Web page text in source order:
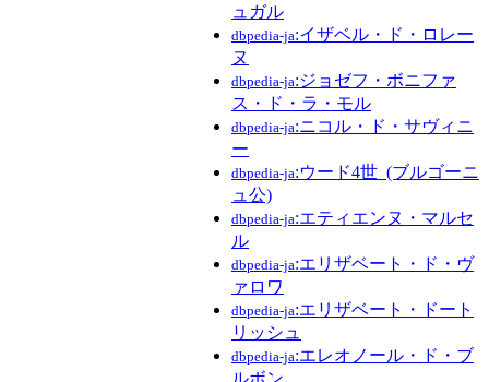
ュガル
dbpedia-ja:イザベル・ド・ロレー
ヌ
dbpedia-ja:ジョゼフ・ボニファ
ス・ド・ラ・モル
dbpedia-ja:ニコル・ド・サヴィニ
ー
dbpedia-ja:ウード4世_(ブルゴーニ
ュ公)
dbpedia-ja:エティエンヌ・マルセ
ル
dbpedia-ja:エリザベート・ド・ヴ
ァロワ
dbpedia-ja:エリザベート・ドート
リッシュ
dbpedia-ja:エレオノール・ド・ブ
ルボン